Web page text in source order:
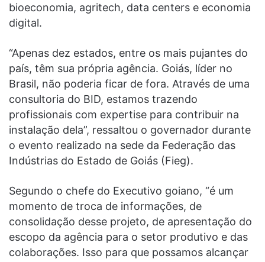
bioeconomia, agritech, data centers e economia
digital.
“Apenas dez estados, entre os mais pujantes do
país, têm sua própria agência. Goiás, líder no
Brasil, não poderia ficar de fora. Através de uma
consultoria do BID, estamos trazendo
profissionais com expertise para contribuir na
instalação dela”, ressaltou o governador durante
o evento realizado na sede da Federação das
Indústrias do Estado de Goiás (Fieg).
Segundo o chefe do Executivo goiano, “é um
momento de troca de informações, de
consolidação desse projeto, de apresentação do
escopo da agência para o setor produtivo e das
colaborações. Isso para que possamos alcançar